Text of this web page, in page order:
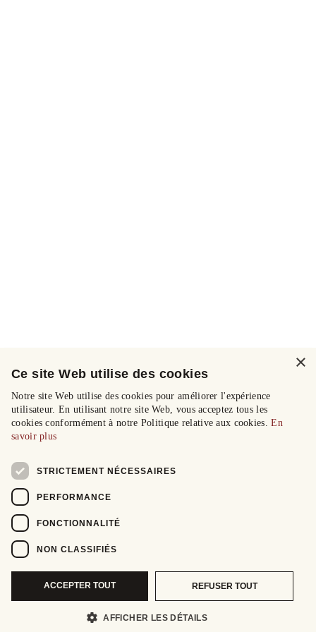
×
Ce site Web utilise des cookies
Notre site Web utilise des cookies pour améliorer l'expérience
utilisateur. En utilisant notre site Web, vous acceptez tous les
cookies conformément à notre Politique relative aux cookies.En
savoir plus
STRICTEMENT NÉCESSAIRES
PERFORMANCE
FONCTIONNALITÉ
NON CLASSIFIÉS
ACCEPTER TOUT REFUSER TOUT
AFFICHER LES DÉTAILS